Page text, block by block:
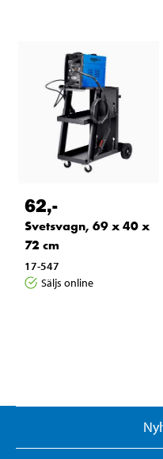
62,-
Svetsvagn, 69 x 40 x
72 cm
17-547
Säljs online